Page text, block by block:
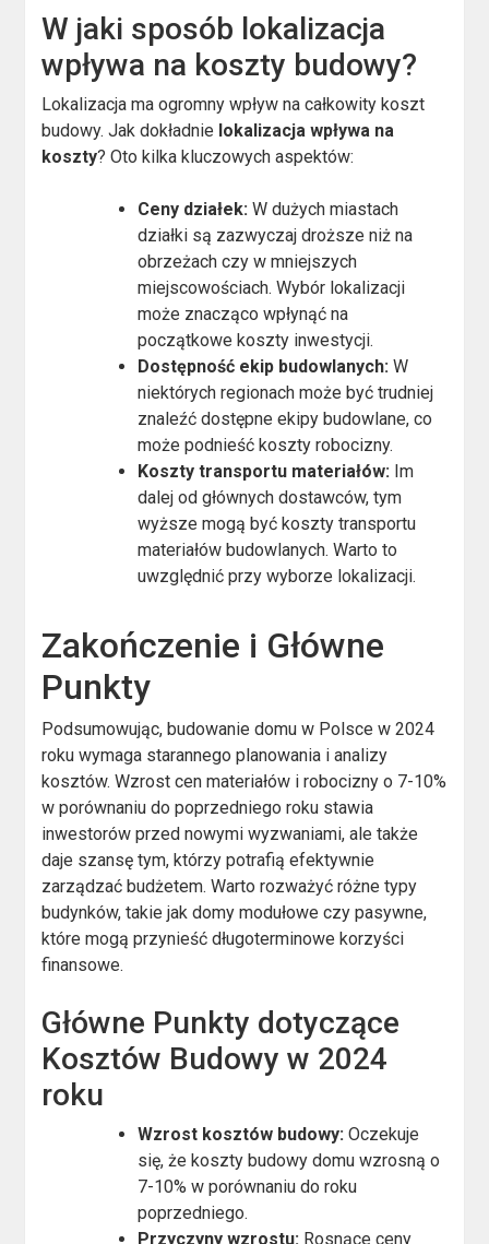
W jaki sposób lokalizacja
wpływa na koszty budowy?
Lokalizacja ma ogromny wpływ na całkowity koszt
budowy. Jak dokładnie lokalizacja wpływa na
koszty? Oto kilka kluczowych aspektów:
Ceny działek: W dużych miastach
działki są zazwyczaj droższe niż na
obrzeżach czy w mniejszych
miejscowościach. Wybór lokalizacji
może znacząco wpłynąć na
początkowe koszty inwestycji.
Dostępność ekip budowlanych: W
niektórych regionach może być trudniej
znaleźć dostępne ekipy budowlane, co
może podnieść koszty robocizny.
Koszty transportu materiałów: Im
dalej od głównych dostawców, tym
wyższe mogą być koszty transportu
materiałów budowlanych. Warto to
uwzględnić przy wyborze lokalizacji.
Zakończenie i Główne
Punkty
Podsumowując, budowanie domu w Polsce w 2024
roku wymaga starannego planowania i analizy
kosztów. Wzrost cen materiałów i robocizny o 7-10%
w porównaniu do poprzedniego roku stawia
inwestorów przed nowymi wyzwaniami, ale także
daje szansę tym, którzy potrafią efektywnie
zarządzać budżetem. Warto rozważyć różne typy
budynków, takie jak domy modułowe czy pasywne,
które mogą przynieść długoterminowe korzyści
finansowe.
Główne Punkty dotyczące
Kosztów Budowy w 2024
roku
Wzrost kosztów budowy: Oczekuje
się, że koszty budowy domu wzrosną o
7-10% w porównaniu do roku
poprzedniego.
Przyczyny wzrostu: Rosnące ceny